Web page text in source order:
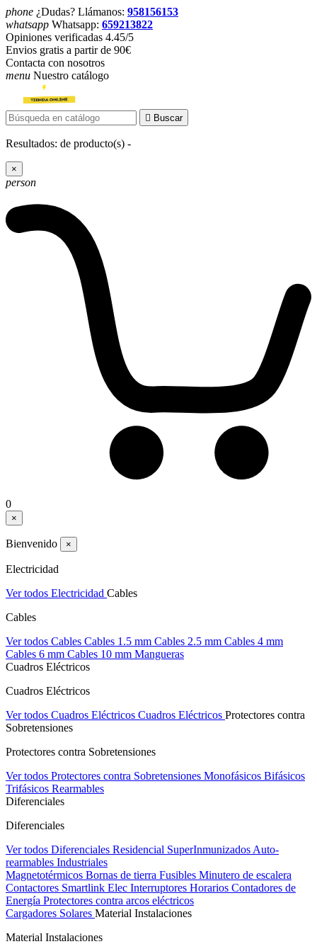
phone ¿Dudas? Llámanos: 958156153
whatsapp Whatsapp: 659213822
Opiniones verificadas 4.45/5
Envios gratis a partir de 90€
Contacta con nosotros
menu Nuestro catálogo
 Buscar
Resultados: de producto(s) -
×
person
0
×
Bienvenido ×
Electricidad
Ver todos Electricidad Cables
Cables
Ver todos Cables Cables 1.5 mm Cables 2.5 mm Cables 4 mm
Cables 6 mm Cables 10 mm Mangueras
Cuadros Eléctricos
Cuadros Eléctricos
Ver todos Cuadros Eléctricos Cuadros Eléctricos Protectores contra
Sobretensiones
Protectores contra Sobretensiones
Ver todos Protectores contra Sobretensiones Monofásicos Bifásicos
Trifásicos Rearmables
Diferenciales
Diferenciales
Ver todos Diferenciales Residencial SuperInmunizados Auto-
rearmables Industriales
Magnetotérmicos Bornas de tierra Fusibles Minutero de escalera
Contactores Smartlink Elec Interruptores Horarios Contadores de
Energía Protectores contra arcos eléctricos
Cargadores Solares Material Instalaciones
Material Instalaciones